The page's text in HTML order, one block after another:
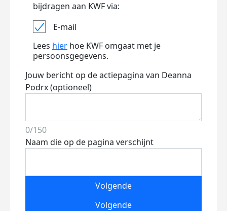
bijdragen aan KWF via:
E-mail
Lees hier hoe KWF omgaat met je
persoonsgegevens.
Jouw bericht op de actiepagina van Deanna
Podrx (optioneel)
0/150
Naam die op de pagina verschijnt
Volgende
Volgende